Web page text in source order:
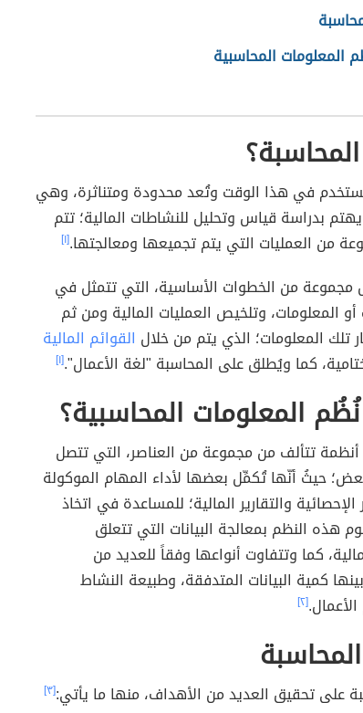
المعلومات المحاسبية
في هذا الوقت وتُعد محدودة ومتناثرة، وهي
بدراسة قياس وتحليل للنشاطات المالية؛ تتم
من العمليات التي يتم تجميعها ومعالجتها.[١]
مجموعة من الخطوات الأساسية، التي تتمثل في
أو المعلومات، وتلخيص العمليات المالية ومن ثم
تلك المعلومات؛ الذي يتم من خلال القوائم المالية
كما ويُطلق على المحاسبة "لغة الأعمال".[١]
المعلومات المحاسبية؟
تتألف من مجموعة من العناصر، التي تتصل
حيثُ أنّها تُكمِّل بعضها لأداء المهام الموكولة
والتقارير المالية؛ للمساعدة في اتخاذ
هذه النظم بمعالجة البيانات التي تتعلق
كما وتتفاوت أنواعها وفقاً للعديد من
كمية البيانات المتدفقة، وطبيعة النشاط
[٢]
على تحقيق العديد من الأهداف، منها ما يأتي:[٣]